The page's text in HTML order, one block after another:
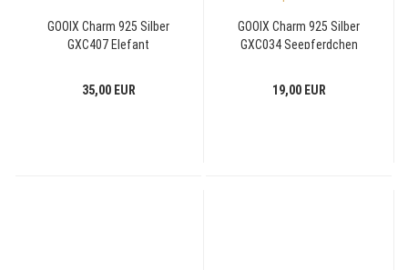
GOOIX Charm 925 Silber
GXC407 Elefant
35,00 EUR
GOOIX Charm 925 Silber
GXC034 Seepferdchen
19,00 EUR